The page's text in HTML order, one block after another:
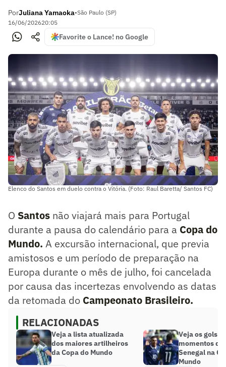
PorJuliana Yamaoka•São Paulo (SP)
16/06/202620:05
Favorite o Lance! no Google
Elenco do Santos em duelo contra o Vitória. (Foto: Raul Baretta/ Santos FC)
O Santos não viajará mais para Portugal
durante a pausa do calendário para a Copa do
Mundo. A excursão internacional, que previa
amistosos e um período de preparação na
Europa durante o mês de julho, foi cancelada
por causa das incertezas envolvendo as datas
da retomada do Campeonato Brasileiro.
RELACIONADAS
Veja a lista atualizada
dos maiores artilheiros
da Copa do Mundo
Veja os gols
momentos de
Senegal na
Mundo